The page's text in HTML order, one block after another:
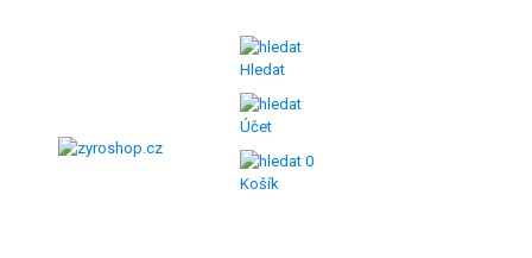
Hledat
Účet
0
Košík